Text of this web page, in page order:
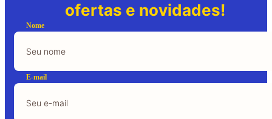
ofertas e novidades!
Nome
E-mail